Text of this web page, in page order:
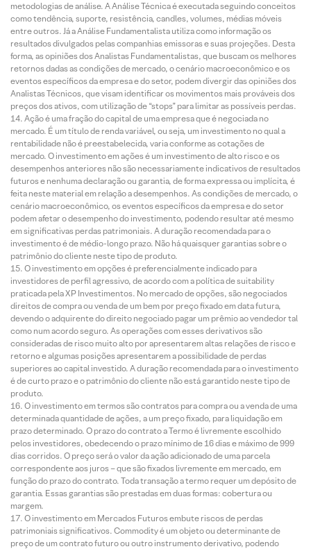
metodologias de análise. A Análise Técnica é executada seguindo conceitos
como tendência, suporte, resistência, candles, volumes, médias móveis
entre outros. Já a Análise Fundamentalista utiliza como informação os
resultados divulgados pelas companhias emissoras e suas projeções. Desta
forma, as opiniões dos Analistas Fundamentalistas, que buscam os melhores
retornos dadas as condições de mercado, o cenário macroeconômico e os
eventos específicos da empresa e do setor, podem divergir das opiniões dos
Analistas Técnicos, que visam identificar os movimentos mais prováveis dos
preços dos ativos, com utilização de “stops” para limitar as possíveis perdas.
Ação é uma fração do capital de uma empresa que é negociada no
mercado. É um título de renda variável, ou seja, um investimento no qual a
rentabilidade não é preestabelecida, varia conforme as cotações de
mercado. O investimento em ações é um investimento de alto risco e os
desempenhos anteriores não são necessariamente indicativos de resultados
futuros e nenhuma declaração ou garantia, de forma expressa ou implícita, é
feita neste material em relação a desempenhos. As condições de mercado, o
cenário macroeconômico, os eventos específicos da empresa e do setor
podem afetar o desempenho do investimento, podendo resultar até mesmo
em significativas perdas patrimoniais. A duração recomendada para o
investimento é de médio-longo prazo. Não há quaisquer garantias sobre o
patrimônio do cliente neste tipo de produto.
O investimento em opções é preferencialmente indicado para
investidores de perfil agressivo, de acordo com a política de suitability
praticada pela XP Investimentos. No mercado de opções, são negociados
direitos de compra ou venda de um bem por preço fixado em data futura,
devendo o adquirente do direito negociado pagar um prêmio ao vendedor tal
como num acordo seguro. As operações com esses derivativos são
consideradas de risco muito alto por apresentarem altas relações de risco e
retorno e algumas posições apresentarem a possibilidade de perdas
superiores ao capital investido. A duração recomendada para o investimento
é de curto prazo e o patrimônio do cliente não está garantido neste tipo de
produto.
O investimento em termos são contratos para compra ou a venda de uma
determinada quantidade de ações, a um preço fixado, para liquidação em
prazo determinado. O prazo do contrato a Termo é livremente escolhido
pelos investidores, obedecendo o prazo mínimo de 16 dias e máximo de 999
dias corridos. O preço será o valor da ação adicionado de uma parcela
correspondente aos juros – que são fixados livremente em mercado, em
função do prazo do contrato. Toda transação a termo requer um depósito de
garantia. Essas garantias são prestadas em duas formas: cobertura ou
margem.
O investimento em Mercados Futuros embute riscos de perdas
patrimoniais significativos. Commodity é um objeto ou determinante de
preço de um contrato futuro ou outro instrumento derivativo, podendo